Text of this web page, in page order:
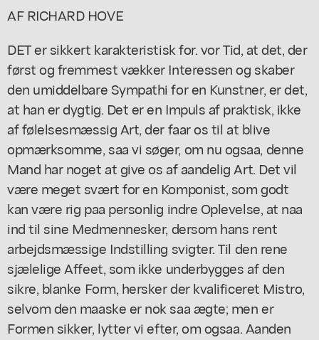
AF RICHARD HOVE
DET er sikkert karakteristisk for. vor Tid, at det, der
først og fremmest vækker Interessen og skaber
den umiddelbare Sympathi for en Kunstner, er det,
at han er dygtig. Det er en Impuls af praktisk, ikke
af følelsesmæssig Art, der faar os til at blive
opmærksomme, saa vi søger, om nu ogsaa, denne
Mand har noget at give os af aandelig Art. Det vil
være meget svært for en Komponist, som godt
kan være rig paa personlig indre Oplevelse, at naa
ind til sine Medmennesker, dersom hans rent
arbejdsmæssige Indstilling svigter. Til den rene
sjælelige Affeet, som ikke underbygges af den
sikre, blanke Form, hersker der kvalificeret Mistro,
selvom den maaske er nok saa ægte; men er
Formen sikker, lytter vi efter, om ogsaa. Aanden